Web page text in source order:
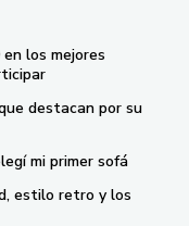
los mejores
destacan por su
mi primer sofá
estilo retro y los